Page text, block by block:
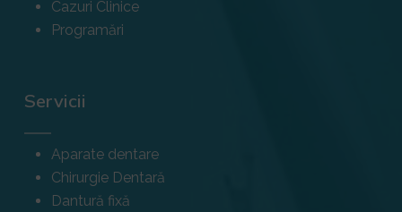
Cazuri Clinice
Programări
Servicii
Aparate dentare
Chirurgie Dentară
Dantură fixă